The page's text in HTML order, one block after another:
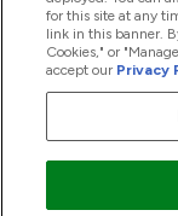
2026 The
Pay with
for this site at any
link in this banner.
Cookies," or
accept our Privacy